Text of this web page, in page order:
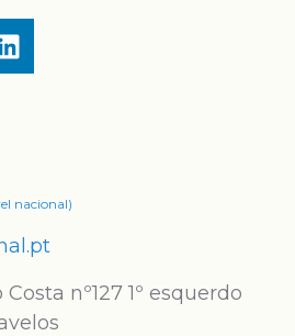
nacional)
nº127 1º esquerdo